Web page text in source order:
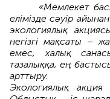
«Мемлекет
елімізде сәуір
экологиялық
негізгі мақсаты –
емес, халық
тазалыққа, ең
арттыру.
Экологиялық